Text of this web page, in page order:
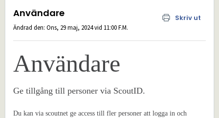
Användare Skriv ut
Ändrad den: Ons, 29 maj, 2024 vid 11:00 F.M.
Användare
Ge tillgång till personer via ScoutID.
Du kan via scoutnet ge access till fler personer att logga in och